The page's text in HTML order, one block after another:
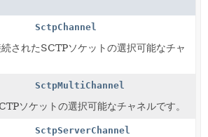
SctpChannel
されたSCTPソケットの選択可能なチャ
SctpMultiChannel
ソケットの選択可能なチャネルです。
SctpServerChannel